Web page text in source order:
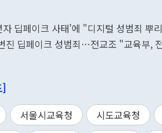
딥페이크 사태'에 "디지털 성범죄 뿌
진 딥페이크 성범죄…전교조 "교육부,
]
서울시교육청 시도교육청